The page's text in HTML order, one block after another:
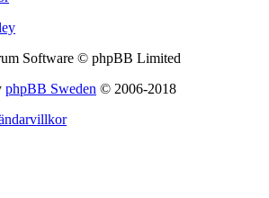
Software © phpBB Limited
phpBB Sweden © 2006-2018